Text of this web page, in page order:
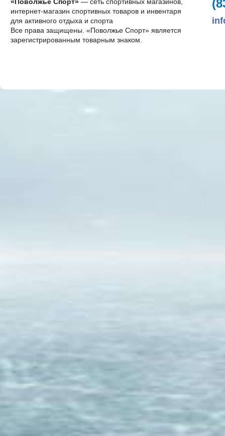
интернет-магазин спортивных товаров и инвентаря
для активного отдыха и спорта
Все права защищены. «Поволжье Спорт» является
зарегистрированным товарным знаком.